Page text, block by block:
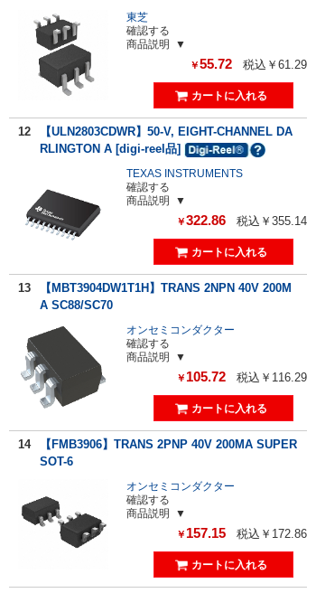
東芝
確認する
商品説明
￥55.72 税込￥61.29
12
【ULN2803CDWR】50-V, EIGHT-CHANNEL DA
RLINGTON A [digi-reel品]
TEXAS INSTRUMENTS
確認する
商品説明
￥322.86 税込￥355.14
13
【MBT3904DW1T1H】TRANS 2NPN 40V 200M
A SC88/SC70
オンセミコンダクター
確認する
商品説明
￥ 105.72 税込￥116.29
14
【FMB3906】TRANS 2PNP 40V 200MA SUPER
SOT-6
オンセミコンダクター
確認する
商品説明
￥ 157.15 税込￥172.86